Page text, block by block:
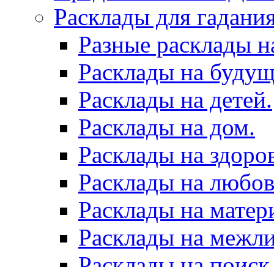
Расклады для
Разные расклады
Расклады на
Расклады на детей.
Расклады на дом.
Расклады на
Расклады на
Расклады на
Расклады на